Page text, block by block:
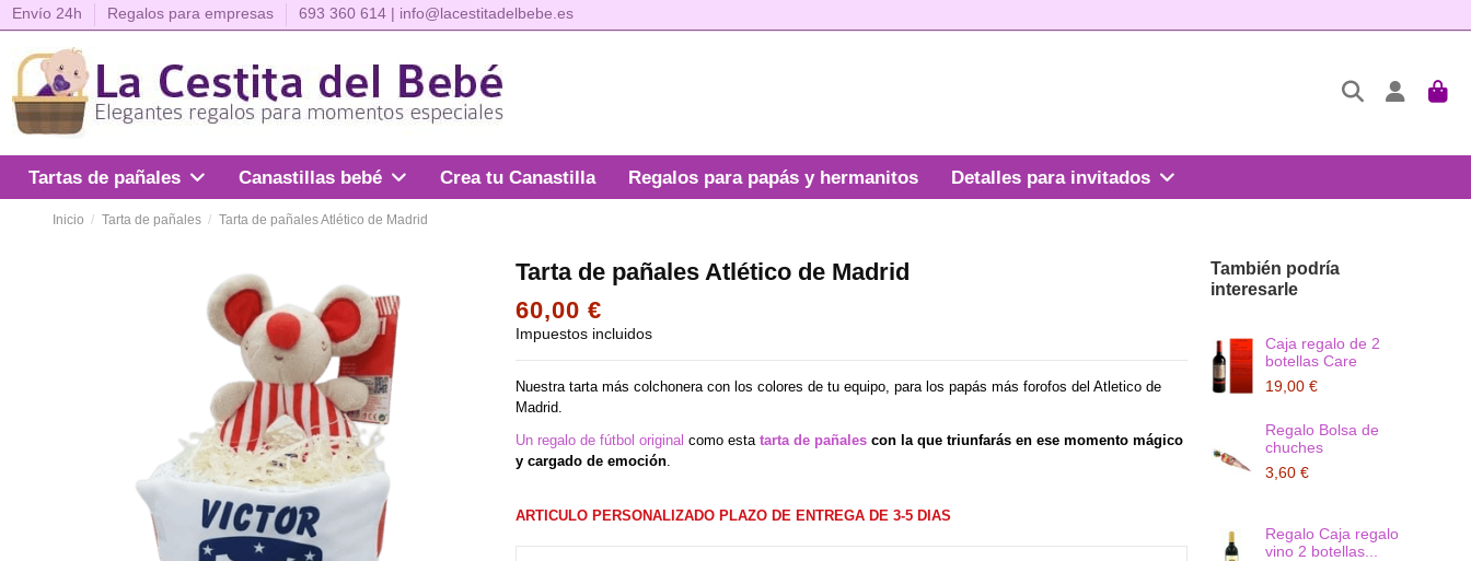
Envío 24h Regalos para empresas 693 360 614| info@lacestitadelbebe.es
Tartas de pañales Canastillas bebé Crea tu Canastilla Regalos para papás y hermanitos Detalles para invitados
Inicio Tarta de pañales Tarta de pañales Atlético de Madrid
Tarta de pañales Atlético de Madrid
60,00 €
Impuestos incluidos
Nuestra tarta más colchonera con los colores de tu equipo, para los papás más forofos del Atletico de
Madrid.
Un regalo de fútbol original como esta tarta de pañalescon la que triunfarás en ese momento mágico
y cargado de emoción.
ARTICULO PERSONALIZADO PLAZO DE ENTREGA DE 3-5 DIAS
También podría
interesarle
Caja regalo de 2
botellas Care
19,00 €
Regalo Bolsa de
chuches
3,60 €
Regalo Caja regalo
vino 2 botellas...